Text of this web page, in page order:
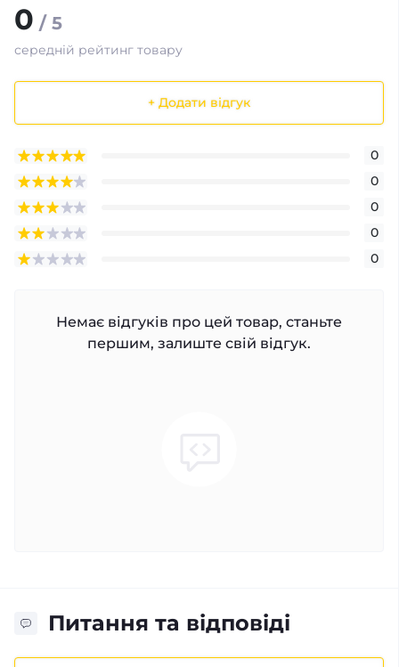
0 / 5
середній рейтинг товару
+ Додати відгук
0
0
0
0
0
Немає відгуків про цей товар, станьте
першим, залиште свій відгук.
Питання та відповіді